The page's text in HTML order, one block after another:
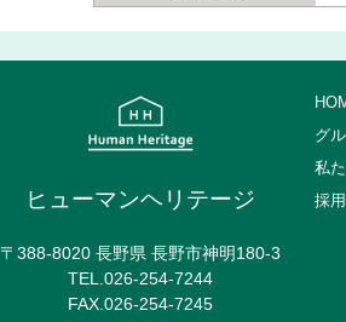
ヒューマンヘリテージ
〒388-8020 長野県 長野市神明180-3
TEL.026-254-7244
FAX.026-254-7245
グ
私
採